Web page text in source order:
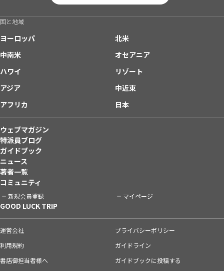
国と地域
ヨーロッパ
北米
中南米
オセアニア
ハワイ
リゾート
アジア
中近東
アフリカ
日本
ウェブマガジン
特派員ブログ
ガイドブック
ニュース
著者一覧
コミュニティ
新規会員登録 マイページ
GOOD LUCK TRIP
運営会社
プライバシーポリシー
利用規約
ガイドライン
書店御担当者様へ
ガイドブックに投稿する